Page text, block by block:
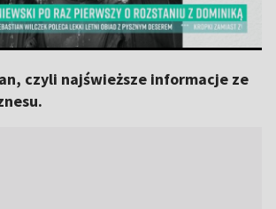
czyli najświeższe informacje ze